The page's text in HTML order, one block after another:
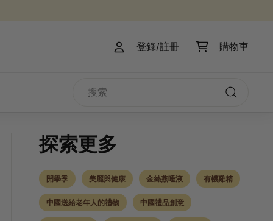
登錄/註冊 購物車
探索更多
開學季 美麗與健康 金絲燕唾液 有機雞精
中國送給老年人的禮物 中國禮品創意